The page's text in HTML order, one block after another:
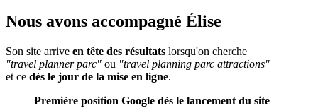
Nous avons accompagné Élise
Son site arrive en tête des résultats lorsqu'on cherche
"travel planner parc" ou "travel planning parc attractions"
et ce dès le jour de la mise en ligne.
Première position Google dès le lancement du site